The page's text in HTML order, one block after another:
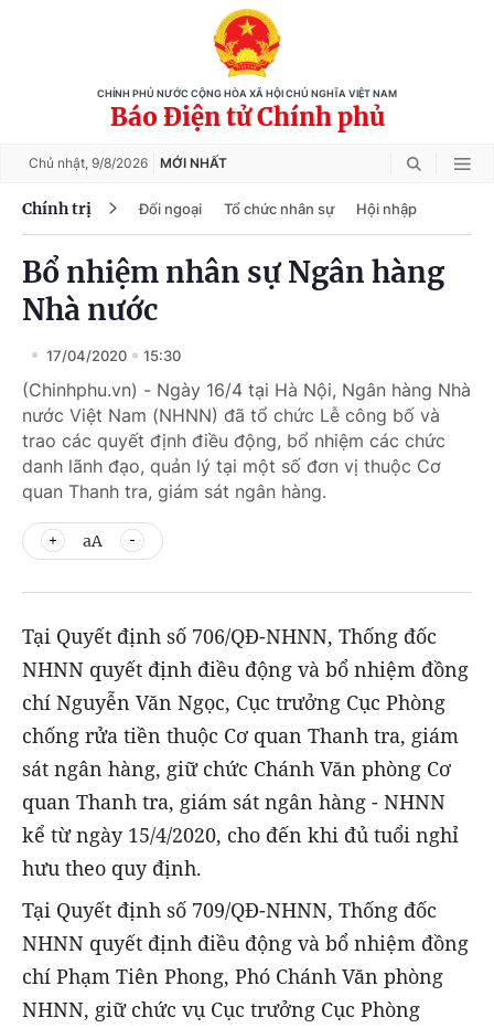
CHÍNH PHỦ NƯỚC CỘNG HÒA XÃ HỘI CHỦ NGHĨA VIỆT NAM
Báo Điện tử Chính phủ
Chủ nhật, 9/8/2026 MỚI NHẤT
Chính trị Đối ngoại Tổ chức nhân sự Hội nhập
Bổ nhiệm nhân sự Ngân hàng
Nhà nước
17/04/2020 15:30
(Chinhphu.vn) - Ngày 16/4 tại Hà Nội, Ngân hàng Nhà
nước Việt Nam (NHNN) đã tổ chức Lễ công bố và
trao các quyết định điều động, bổ nhiệm các chức
danh lãnh đạo, quản lý tại một số đơn vị thuộc Cơ
quan Thanh tra, giám sát ngân hàng.
aA
Tại Quyết định số 706/QĐ-NHNN, Thống đốc
NHNN quyết định điều động và bổ nhiệm đồng
chí Nguyễn Văn Ngọc, Cục trưởng Cục Phòng
chống rửa tiền thuộc Cơ quan Thanh tra, giám
sát ngân hàng, giữ chức Chánh Văn phòng Cơ
quan Thanh tra, giám sát ngân hàng - NHNN
kể từ ngày 15/4/2020, cho đến khi đủ tuổi nghỉ
hưu theo quy định.
Tại Quyết định số 709/QĐ-NHNN, Thống đốc
NHNN quyết định điều động và bổ nhiệm đồng
chí Phạm Tiên Phong, Phó Chánh Văn phòng
NHNN, giữ chức vụ Cục trưởng Cục Phòng